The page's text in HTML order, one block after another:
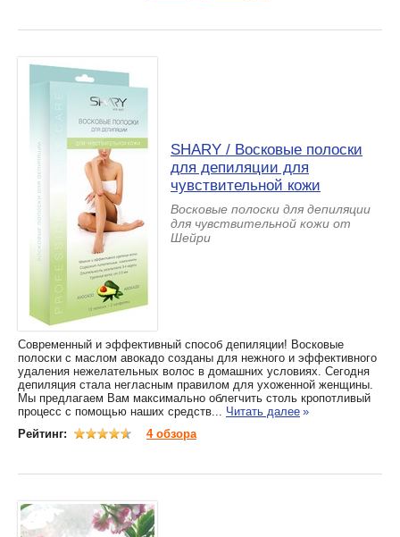
SHARY / Восковые полоски
для депиляции для
чувствительной кожи
Восковые полоски для депиляции
для чувствительной кожи от
Шейри
Современный и эффективный способ депиляции! Восковые
полоски с маслом авокадо созданы для нежного и эффективного
удаления нежелательных волос в домашних условиях. Сегодня
депиляция стала негласным правилом для ухоженной женщины.
Мы предлагаем Вам максимально облегчить столь кропотливый
процесс с помощью наших средств... Читать далее »
Рейтинг:
4 обзора